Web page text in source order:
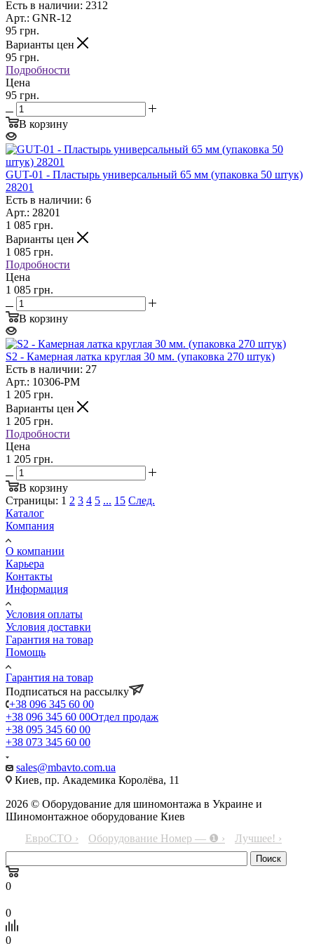
Есть в наличии: 2312
Арт.: GNR-12
95 грн.
Варианты цен
95 грн.
Подробности
Цена
95 грн.
В корзину
GUT-01 - Пластырь универсальный 65 мм (упаковка 50 штук)
28201
Есть в наличии: 6
Арт.: 28201
1 085 грн.
Варианты цен
1 085 грн.
Подробности
Цена
1 085 грн.
В корзину
S2 - Камерная латка круглая 30 мм. (упаковка 270 штук)
Есть в наличии: 27
Арт.: 10306-PM
1 205 грн.
Варианты цен
1 205 грн.
Подробности
Цена
1 205 грн.
В корзину
Страницы: 1 2 3 4 5 ... 15 След.
Каталог
Компания
О компании
Карьера
Контакты
Информация
Условия оплаты
Условия доставки
Гарантия на товар
Помощь
Гарантия на товар
Подписаться на рассылку
+38 096 345 60 00
+38 096 345 60 00Отдел продаж
+38 095 345 60 00
+38 073 345 60 00
sales@mbavto.com.ua
Киев, пр. Академика Королёва, 11
2026 © Оборудование для шиномонтажа в Украине и
Шиномонтажное оборудование Киев
ЕвроСТО ›
Оборудование Номер — ❶ › Лучшее! ›
0
0
0